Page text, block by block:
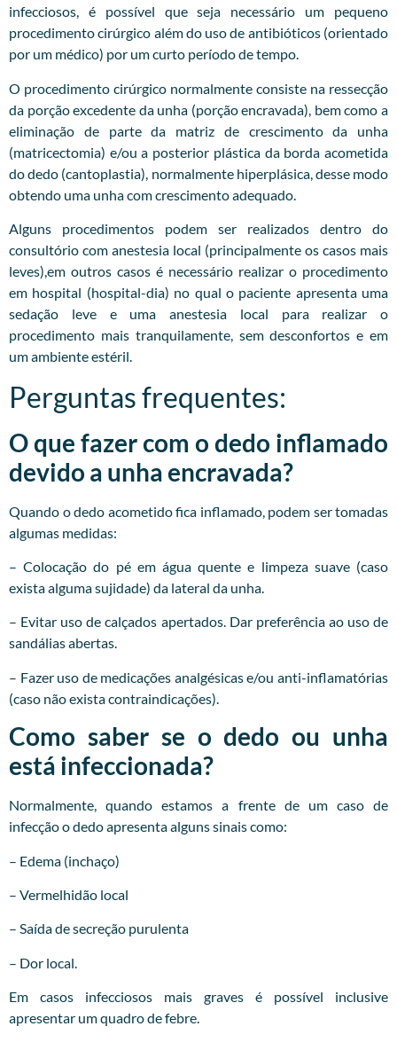
infecciosos, é possível que seja necessário um pequeno
procedimento cirúrgico além do uso de antibióticos (orientado
por um médico) por um curto período de tempo.
O procedimento cirúrgico normalmente consiste na ressecção
da porção excedente da unha (porção encravada), bem como a
eliminação de parte da matriz de crescimento da unha
(matricectomia) e/ou a posterior plástica da borda acometida
do dedo (cantoplastia), normalmente hiperplásica, desse modo
obtendo uma unha com crescimento adequado.
Alguns procedimentos podem ser realizados dentro do
consultório com anestesia local (principalmente os casos mais
leves),em outros casos é necessário realizar o procedimento
em hospital (hospital-dia) no qual o paciente apresenta uma
sedação leve e uma anestesia local para realizar o
procedimento mais tranquilamente, sem desconfortos e em
um ambiente estéril.
Perguntas frequentes:
O que fazer com o dedo inflamado
devido a unha encravada?
Quando o dedo acometido fica inflamado, podem ser tomadas
algumas medidas:
– Colocação do pé em água quente e limpeza suave (caso
exista alguma sujidade) da lateral da unha.
– Evitar uso de calçados apertados. Dar preferência ao uso de
sandálias abertas.
– Fazer uso de medicações analgésicas e/ou anti-inflamatórias
(caso não exista contraindicações).
Como saber se o dedo ou unha
está infeccionada?
Normalmente, quando estamos a frente de um caso de
infecção o dedo apresenta alguns sinais como:
– Edema (inchaço)
– Vermelhidão local
– Saída de secreção purulenta
– Dor local.
Em casos infecciosos mais graves é possível inclusive
apresentar um quadro de febre.